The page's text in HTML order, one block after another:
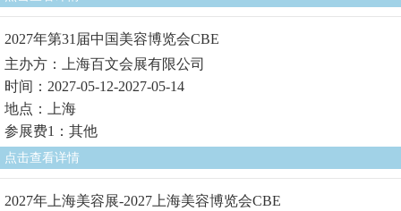
2027年第31届中国美容博览会CBE
主办方：上海百文会展有限公司
时间：2027-05-12-2027-05-14
地点：上海
参展费1：其他
点击查看详情
2027年上海美容展-2027上海美容博览会CBE